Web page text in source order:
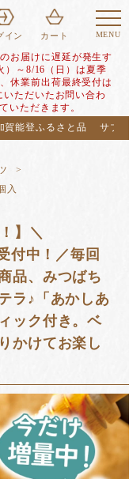
MENU
イン カート
お届けに遅延が発生す
）～8/16（日）は夏季
休業前出荷最終受付は
ただいたお問い合わ
いただきます。
賀能登ふるさと品 サブ
入
】＼
付中！／毎回
品、みつばち
ラ♪「あかしあ
ック付き。ベ
かけてお楽し